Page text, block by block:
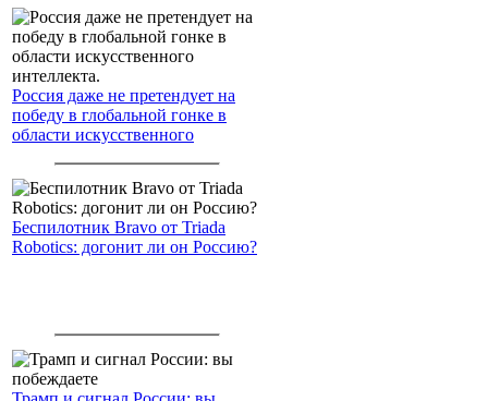
Россия даже не претендует на
победу в глобальной гонке в
области искусственного
Беспилотник Bravo от Triada
Robotics: догонит ли он Россию?